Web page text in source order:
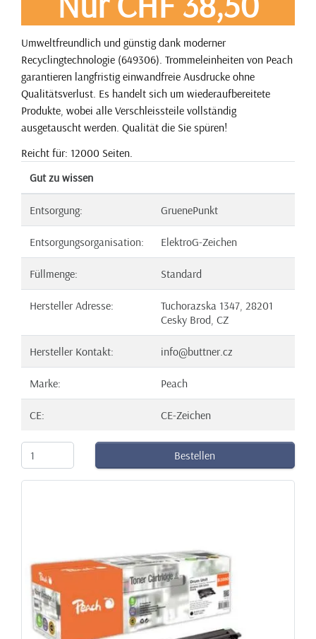
Umweltfreundlich und günstig dank moderner
Recyclingtechnologie (649306). Trommeleinheiten von Peach
garantieren langfristig einwandfreie Ausdrucke ohne
Qualitätsverlust. Es handelt sich um wiederaufbereitete
Produkte, wobei alle Verschleissteile vollständig
ausgetauscht werden. Qualität die Sie spüren!
Reicht für: 12000 Seiten.
Gut zu wissen
Entsorgung: GruenePunkt
Entsorgungsorganisation: ElektroG-Zeichen
Füllmenge: Standard
Hersteller Adresse:
Tuchorazska 1347, 28201
Cesky Brod, CZ
Hersteller Kontakt: info@buttner.cz
Marke: Peach
CE: CE-Zeichen
Bestellen